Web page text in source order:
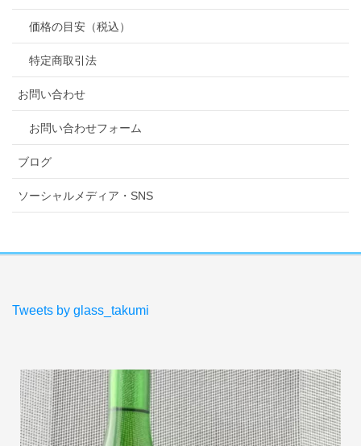
価格の目安（税込）
特定商取引法
お問い合わせ
お問い合わせフォーム
ブログ
ソーシャルメディア・SNS
Tweets by glass_takumi